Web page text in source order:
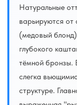
Натуральные
варьируются от
(медовый
глубокого
тёмной бронзы.
слегка
структуре.